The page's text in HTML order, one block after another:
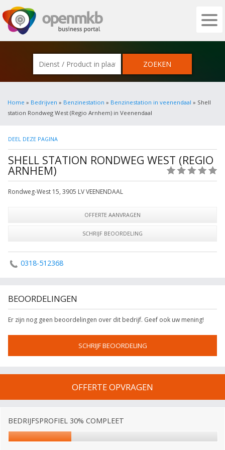
OPENMKB - DE ZAKELIJKE PORTAL
Home » Bedrijven » Benzinestation » Benzinestation in veenendaal » Shell
station Rondweg West (Regio Arnhem) in Veenendaal
DEEL DEZE PAGINA
SHELL STATION RONDWEG WEST (REGIO
ARNHEM)
Rondweg-West 15, 3905 LVVEENENDAAL
OFFERTE AANVRAGEN
SCHRIJF BEOORDELING
0318-512368
BEOORDELINGEN
Er zijn nog geen beoordelingen over dit bedrijf. Geef ook uw mening!
SCHRIJF BEOORDELING
OFFERTE OPVRAGEN
BEDRIJFSPROFIEL 30% COMPLEET